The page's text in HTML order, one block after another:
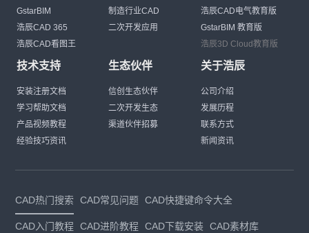
GstarBIM
浩辰CAD 365
浩辰CAD看图王
制造行业CAD
二次开发应用
浩辰CAD电气教育版
GstarBIM 教育版
浩辰3D Cloud教育版
技术支持
安装注册文档
学习帮助文档
产品视频教程
经验技巧资讯
生态伙伴
信创生态伙伴
二次开发生态
渠道伙伴招募
关于浩辰
公司介绍
发展历程
联系方式
新闻资讯
CAD热门搜索 CAD常见问题 CAD快捷键命令大全
CAD入门教程 CAD进阶教程 CAD下载安装 CAD素材库